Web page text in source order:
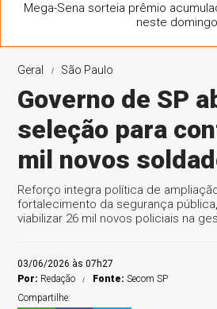
Mega-Sena sorteia prêmio
neste domingo
Geral São Paulo
Governo de SP
seleção para
mil novos
Reforço integra política de
fortalecimento da segurança
viabilizar 26 mil novos policiais na
03/06/2026 às 07h27
Por: Redação Fonte:Secom SP
Compartilhe: